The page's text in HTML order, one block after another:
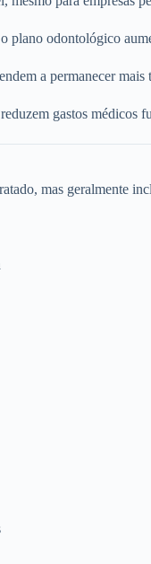
plano odontológico
a permanecer
gastos médicos
mas geralmente